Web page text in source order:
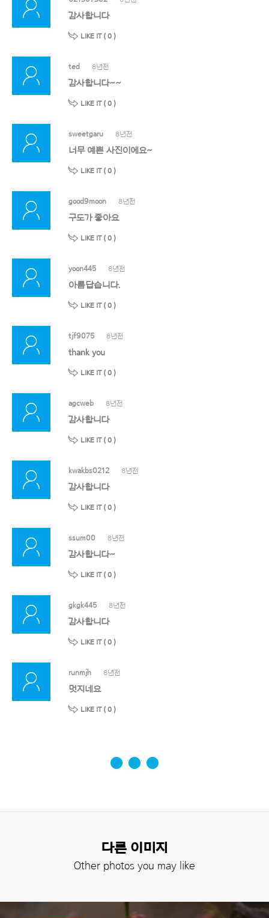
감사합니다
LIKE IT ( 0 )
ted 8년전
감사합니다~~
LIKE IT ( 0 )
sweetgaru 8년전
너무 예쁜 사진이에요~
LIKE IT ( 0 )
good9moon 8년전
구도가 좋아요
LIKE IT ( 0 )
yoon445 8년전
아름답습니다.
LIKE IT ( 0 )
tjf9075 8년전
thank you
LIKE IT ( 0 )
agcweb 8년전
감사합니다
LIKE IT ( 0 )
kwakbs0212 8년전
감사합니다
LIKE IT ( 0 )
ssum00 8년전
감사합니다~
LIKE IT ( 0 )
gkgk445 8년전
감사합니다
LIKE IT ( 0 )
runmjh 8년전
멋지네요
LIKE IT ( 0 )
다른 이미지
Other photos you may like